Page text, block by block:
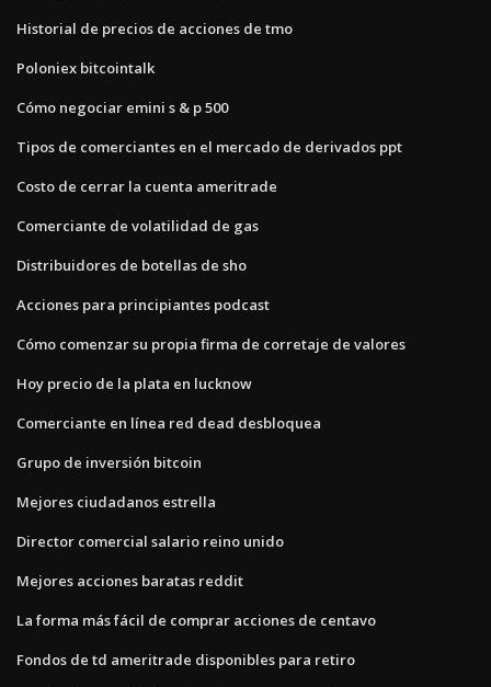
Historial de precios de acciones de tmo
Poloniex bitcointalk
Cómo negociar emini s & p 500
Tipos de comerciantes en el mercado de derivados ppt
Costo de cerrar la cuenta ameritrade
Comerciante de volatilidad de gas
Distribuidores de botellas de sho
Acciones para principiantes podcast
Cómo comenzar su propia firma de corretaje de valores
Hoy precio de la plata en lucknow
Comerciante en línea red dead desbloquea
Grupo de inversión bitcoin
Mejores ciudadanos estrella
Director comercial salario reino unido
Mejores acciones baratas reddit
La forma más fácil de comprar acciones de centavo
Fondos de td ameritrade disponibles para retiro